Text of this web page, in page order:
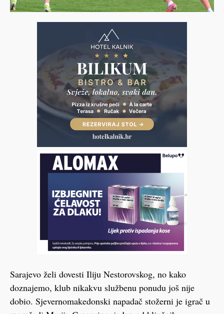
Sarajevo želi dovesti Iliju Nestorovskog, no kako
doznajemo, klub nikakvu službenu ponudu još nije
dobio. Sjevernomakedonski napadač stožerni je igrač u